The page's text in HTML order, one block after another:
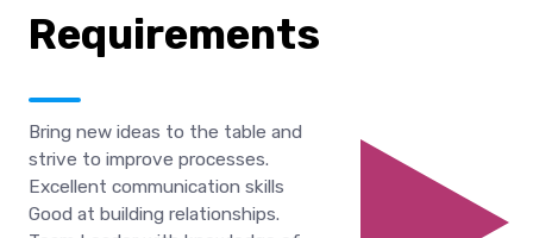
Requirements
Bring new ideas to the table and
strive to improve processes.
Excellent communication skills
Good at building relationships.